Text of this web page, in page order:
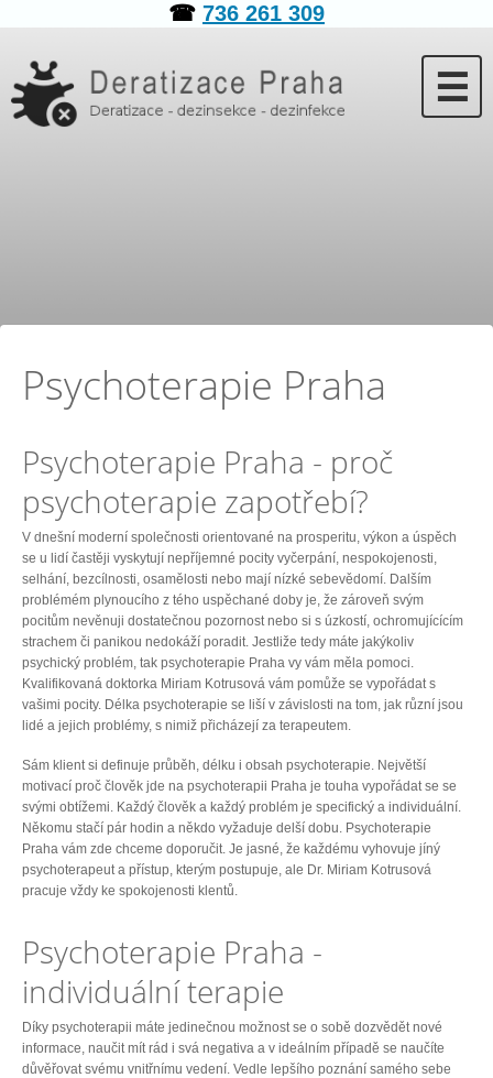
☎ 736 261 309
☰
Psychoterapie Praha
Psychoterapie Praha - proč
psychoterapie zapotřebí?
V dnešní moderní společnosti orientované na prosperitu, výkon a úspěch
se u lidí častěji vyskytují nepříjemné pocity vyčerpání, nespokojenosti,
selhání, bezcílnosti, osamělosti nebo mají nízké sebevědomí. Dalším
problémém plynoucího z tého uspěchané doby je, že zároveň svým
pocitům nevěnuji dostatečnou pozornost nebo si s úzkostí, ochromujícícím
strachem či panikou nedokáží poradit. Jestliže tedy máte jakýkoliv
psychický problém, tak psychoterapie Praha vy vám měla pomoci.
Kvalifikovaná doktorka Miriam Kotrusová vám pomůže se vypořádat s
vašimi pocity. Délka psychoterapie se liší v závislosti na tom, jak různí jsou
lidé a jejich problémy, s nimiž přicházejí za terapeutem.
Sám klient si definuje průběh, délku i obsah psychoterapie. Největší
motivací proč člověk jde na psychoterapii Praha je touha vypořádat se se
svými obtížemi. Každý člověk a každý problém je specifický a individuální.
Někomu stačí pár hodin a někdo vyžaduje delší dobu. Psychoterapie
Praha vám zde chceme doporučit. Je jasné, že každému vyhovuje jíný
psychoterapeut a přístup, kterým postupuje, ale Dr. Miriam Kotrusová
pracuje vždy ke spokojenosti klentů.
Psychoterapie Praha -
individuální terapie
Díky psychoterapii máte jedinečnou možnost se o sobě dozvědět nové
informace, naučit mít rád i svá negativa a v ideálním případě se naučíte
důvěřovat svému vnitřnímu vedení. Vedle lepšího poznání samého sebe